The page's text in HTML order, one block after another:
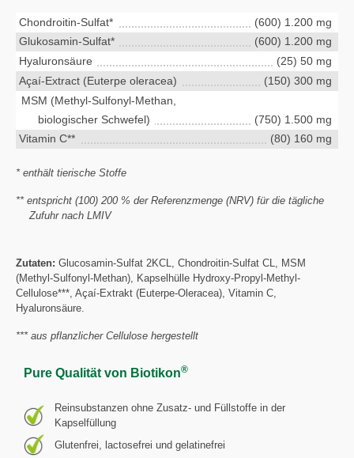
Chondroitin-Sulfat*
(600) 1.200 mg
Glukosamin-Sulfat*
(600) 1.200 mg
Hyaluronsäure
(25) 50 mg
Açaí-Extract (Euterpe oleracea)
(150) 300 mg
MSM (Methyl-Sulfonyl-Methan,
biologischer Schwefel)
(750) 1.500 mg
Vitamin C**
(80) 160 mg
* enthält tierische Stoffe
** entspricht (100) 200 % der Referenzmenge (NRV) für die tägliche
Zufuhr nach LMIV
Zutaten: Glucosamin-Sulfat 2KCL, Chondroitin-Sulfat CL, MSM
(Methyl-Sulfonyl-Methan), Kapselhülle Hydroxy-Propyl-Methyl-
Cellulose***, Açaí-Extrakt (Euterpe-Oleracea), Vitamin C,
Hyaluronsäure.
*** aus pflanzlicher Cellulose hergestellt
Pure Qualität von Biotikon®
Reinsubstanzen ohne Zusatz- und Füllstoffe in der
Kapselfüllung
Glutenfrei, lactosefrei und gelatinefrei